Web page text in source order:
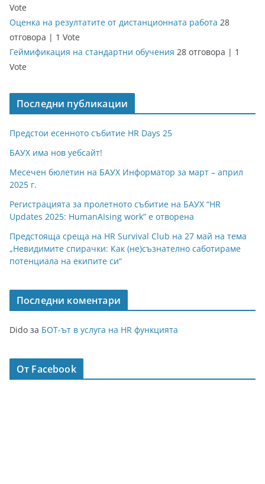
Vote
Оценка на резултатите от дистанционната работа 28
отговора | 1 Vote
Геймификация на стандартни обучения 28 отговора | 1
Vote
Последни публикации
Предстои есенното събитие HR Days 25
БАУХ има нов уебсайт!
Месечен бюлетин на БАУХ Информатор за март – април
2025 г.
Регистрацията за пролетното събитие на БАУХ “HR
Updates 2025: HumanAIsing work” е отворена
Предстояща среща на HR Survival Club на 27 май на тема
„Невидимите спирачки: Как (не)съзнателно саботираме
потенциала на екипите си“
Последни коментари
Dido за БОТ-ът в услуга на HR функцията
От Facebook